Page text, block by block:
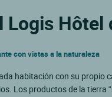
Logis Hôtel
con vistas a la naturaleza
habitación con su
Los productos de la tierra